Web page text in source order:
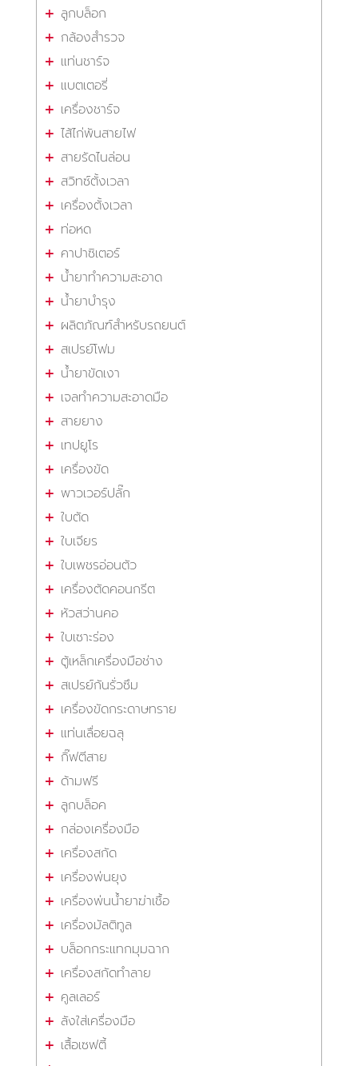
ลูกบล็อก
กล้องสำรวจ
แท่นชาร์จ
แบตเตอรี่
เครื่องชาร์จ
ไส้ไก่พันสายไฟ
สายรัดไนล่อน
สวิทซ์ตั้งเวลา
เครื่องตั้งเวลา
ท่อหด
คาปาซิเตอร์
น้ำยาทำความสะอาด
น้ำยาบำรุง
ผลิตภัณฑ์สำหรับรถยนต์
สเปรย์โฟม
น้ำยาขัดเงา
เจลทำความสะอาดมือ
สายยาง
เทปยูโร
เครื่องขัด
พาวเวอร์ปลั๊ก
ใบตัด
ใบเจียร
ใบเพชรอ่อนตัว
เครื่องตัดคอนกรีต
หัวสว่านคอ
ใบเซาะร่อง
ตู้เหล็กเครื่องมือช่าง
สเปรย์กันรั่วซึม
เครื่องขัดกระดาษทราย
แท่นเลื่อยฉลุ
กิ๊ฟตีสาย
ด้ามฟรี
ลูกบล็อค
กล่องเครื่องมือ
เครื่องสกัด
เครื่องพ่นยุง
เครื่องพ่นน้ำยาฆ่าเชื้อ
เครื่องมัลติทูล
บล็อกกระแทกมุมฉาก
เครื่องสกัดทำลาย
คูลเลอร์
ลังใส่เครื่องมือ
เสื้อเซฟตี้